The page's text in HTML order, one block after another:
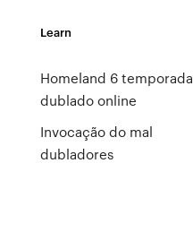
Learn
Homeland 6 temporada
dublado online
Invocação do mal
dubladores